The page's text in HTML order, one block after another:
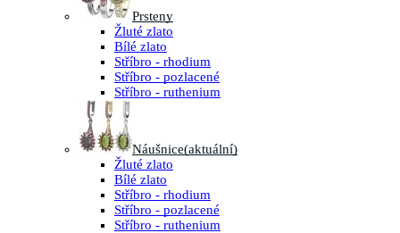
Prsteny
Žluté zlato
Bílé zlato
Stříbro - rhodium
Stříbro - pozlacené
Stříbro - ruthenium
Náušnice(aktuální)
Žluté zlato
Bílé zlato
Stříbro - rhodium
Stříbro - pozlacené
Stříbro - ruthenium